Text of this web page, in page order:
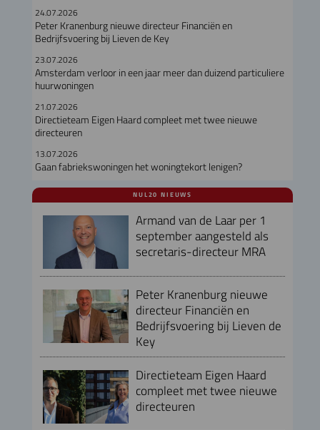
24.07.2026
Peter Kranenburg nieuwe directeur Financiën en
Bedrijfsvoering bij Lieven de Key
23.07.2026
Amsterdam verloor in een jaar meer dan duizend particuliere
huurwoningen
21.07.2026
Directieteam Eigen Haard compleet met twee nieuwe
directeuren
13.07.2026
Gaan fabriekswoningen het woningtekort lenigen?
NUL20 NIEUWS
Armand van de Laar per 1
september aangesteld als
secretaris-directeur MRA
Peter Kranenburg nieuwe
directeur Financiën en
Bedrijfsvoering bij Lieven de
Key
Directieteam Eigen Haard
compleet met twee nieuwe
directeuren